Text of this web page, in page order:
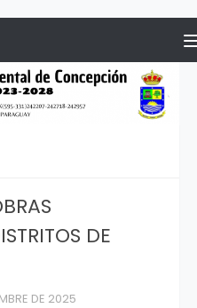
DE
DE 2025